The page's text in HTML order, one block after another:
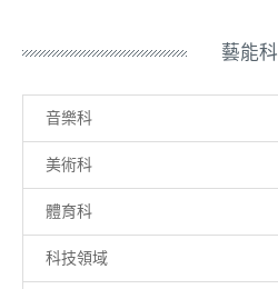
藝能科
音樂科
美術科
體育科
科技領域